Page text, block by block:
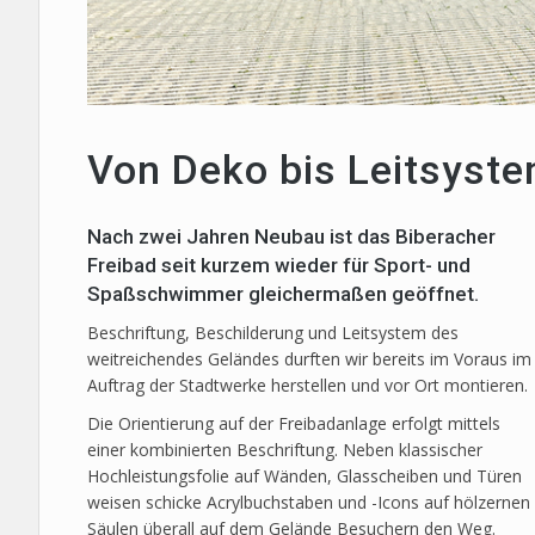
Von Deko bis
Nach zwei Jahren Neubau ist das Biberacher
Freibad seit kurzem wieder für Sport- und
Spaßschwimmer gleichermaßen geöffnet.
Beschriftung, Beschilderung und Leitsystem des
weitreichendes Geländes durften wir bereits im Voraus im
Auftrag der Stadtwerke herstellen und vor Ort montieren.
Die Orientierung auf der Freibadanlage erfolgt mittels
einer kombinierten Beschriftung. Neben klassischer
Hochleistungsfolie auf Wänden, Glasscheiben und Türen
weisen schicke Acrylbuchstaben und -Icons auf hölzernen
Säulen überall auf dem Gelände Besuchern den Weg.